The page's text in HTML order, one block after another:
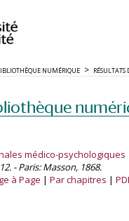
NUMÉRIQUE RÉSULTATS
médico-psychologiques
- Paris: Masson, 1868.
à Page
Par chapitres